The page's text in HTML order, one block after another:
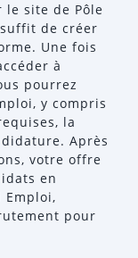
le site de Pôle
de créer
Une fois
à
pourrez
y compris
la
Après
votre offre
en
Emploi,
pour